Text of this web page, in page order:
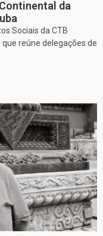
da
Sociais da CTB
reúne delegações de